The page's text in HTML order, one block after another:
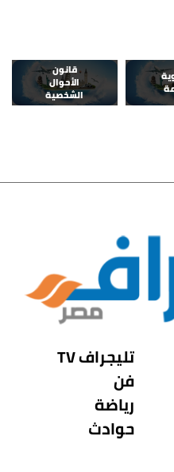
قانون
الأحوال
الشخصية
تليجراف TV
فن
رياضة
حوادث